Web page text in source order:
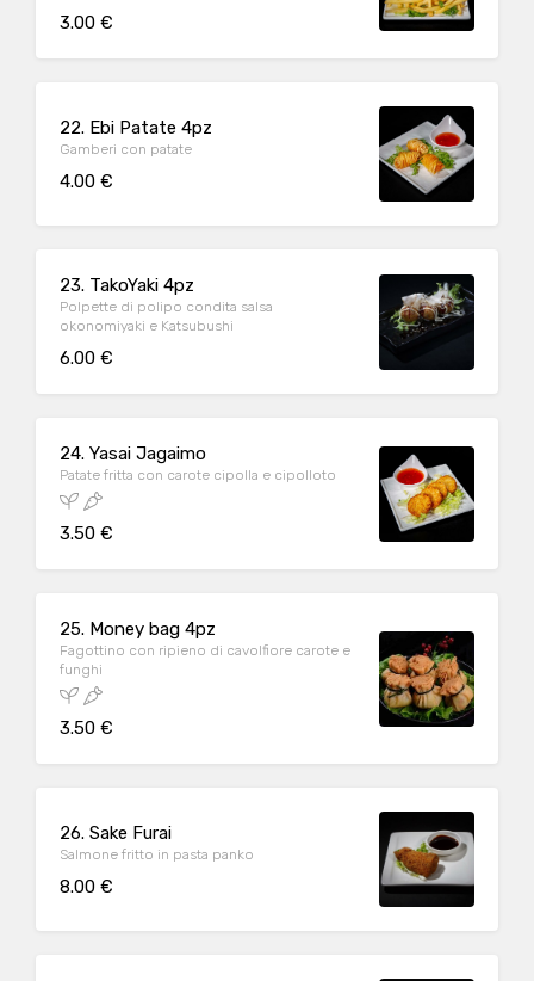
3.00 €
22. Ebi Patate 4pz
Gamberi con patate
4.00 €
23. TakoYaki 4pz
Polpette di polipo condita salsa
okonomiyaki e Katsubushi
6.00 €
24. Yasai Jagaimo
Patate fritta con carote cipolla e cipolloto
3.50 €
25. Money bag 4pz
Fagottino con ripieno di cavolfiore carote e
funghi
3.50 €
26. Sake Furai
Salmone fritto in pasta panko
8.00 €